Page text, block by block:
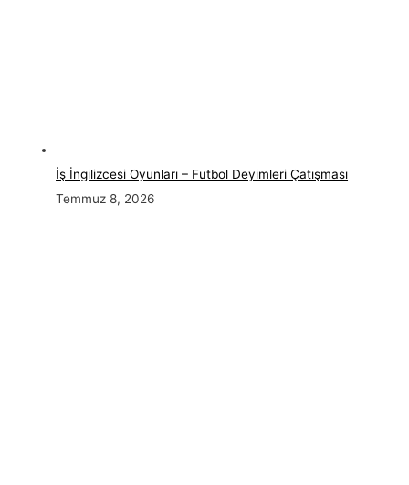
İş İngilizcesi Oyunları – Futbol Deyimleri Çatışması
Temmuz 8, 2026